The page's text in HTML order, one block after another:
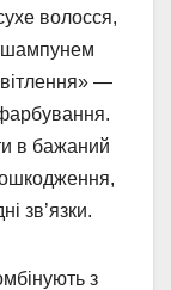
волосся,
шампунем
—
в бажаний
зв’язки.
з